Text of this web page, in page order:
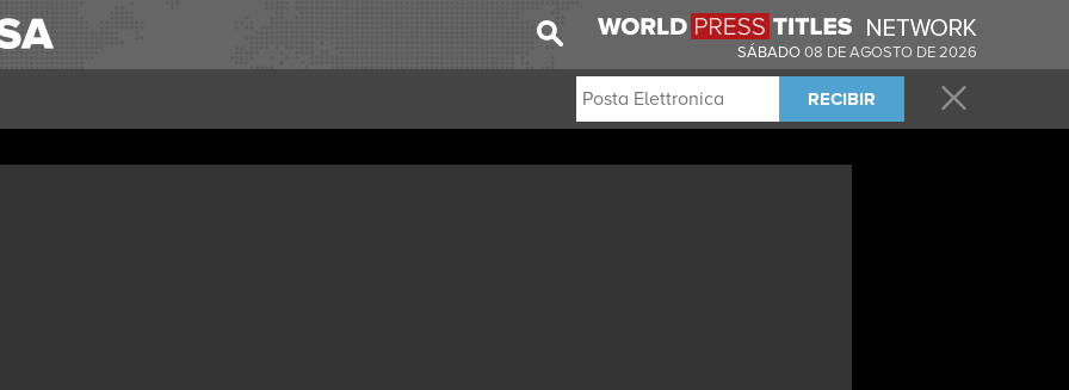
SÁBADO08 DE AGOSTO DE 2026
RECIBIR